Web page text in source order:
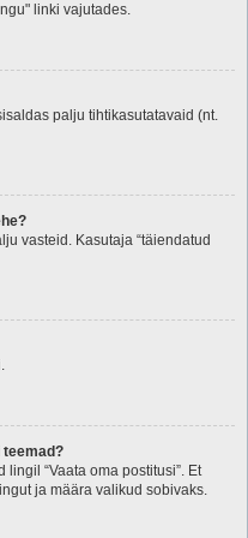
linki vajutades.
palju tihtikasutatavaid (nt.
vasteid. Kasutaja “täiendatud
teemad?
“Vaata oma postitusi”. Et
ja määra valikud sobivaks.